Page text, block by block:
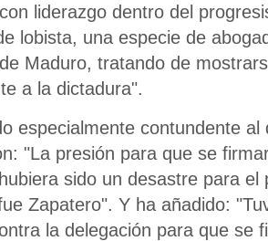
liderazgo dentro del
lobista, una especie de
Maduro, tratando de
a la dictadura".
especialmente contundente
"La presión para que se
sido un desastre para
Zapatero". Y ha añadido:
la delegación para que se